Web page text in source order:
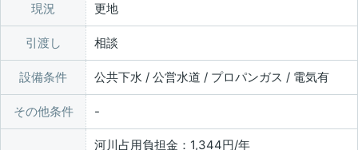
現況 更地
引渡し 相談
設備条件 公共下水 / 公営水道 / プロパンガス / 電気有
その他条件
河川占用負担金：1,344円/年